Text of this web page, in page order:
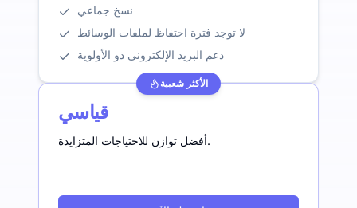
نسخ جماعي
لا توجد فترة احتفاظ لملفات الوسائط
دعم البريد الإلكتروني ذو الأولوية
الأكثر شعبية
قياسي
أفضل توازن للاحتياجات المتزايدة.